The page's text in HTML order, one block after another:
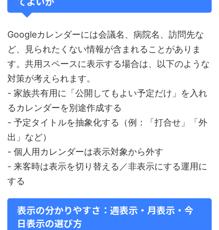
Googleカレンダーには会議名、病院名、訪問先な
ど、見られたくない情報が含まれることがありま
す。共用スペースに表示する場合は、以下のような
対策が考えられます。
- 家族共有用に「公開してもよい予定だけ」を入れ
るカレンダーを別途作成する
- 予定タイトルを抽象化する（例：「打合せ」「外
出」など）
- 個人用カレンダーは表示対象から外す
- 来客時は表示を切り替える／非表示にする運用に
する
表示の分かりやすさ：週表示・月表示・今
日表示の選び方